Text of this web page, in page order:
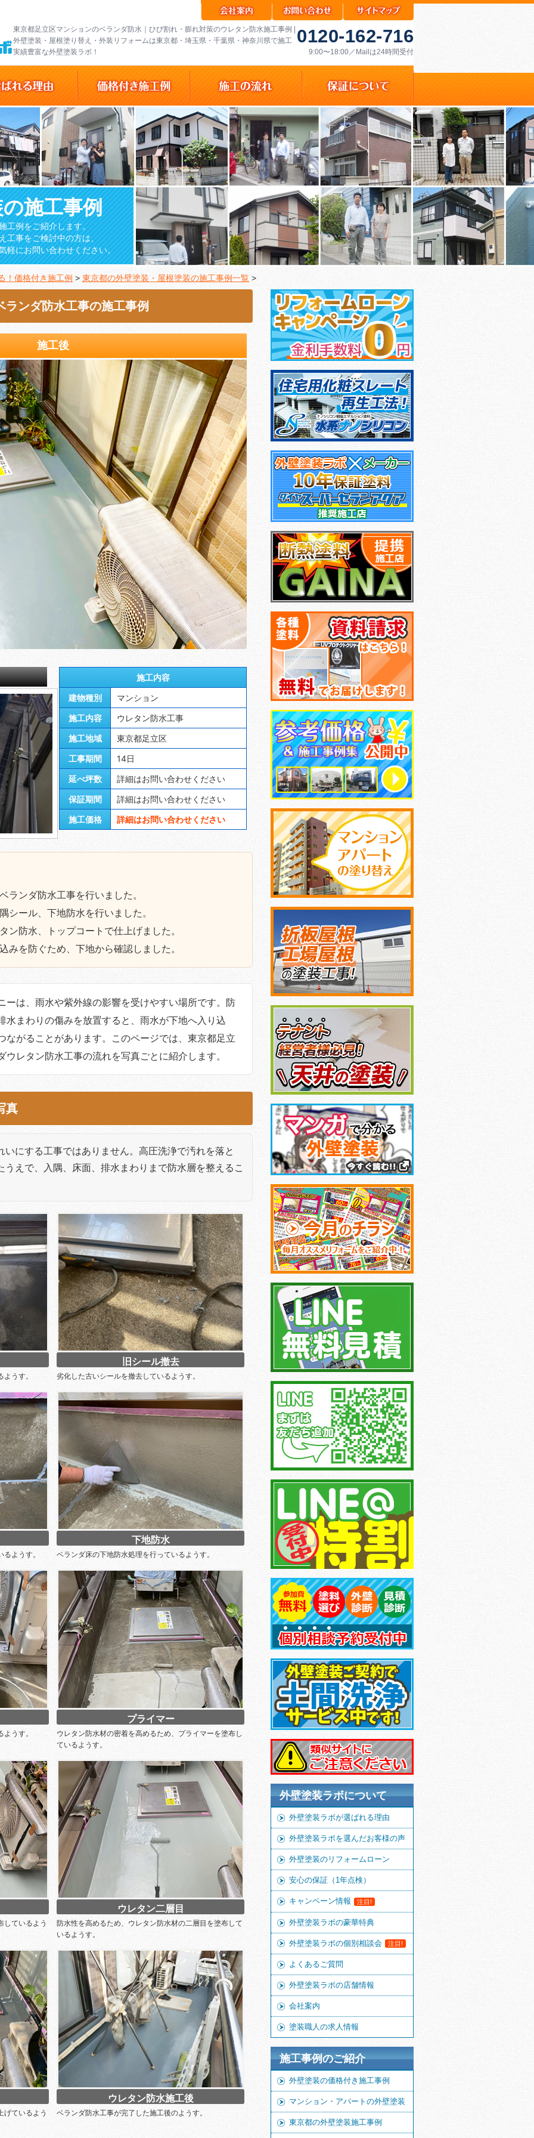
東京都足立区マンションのベランダ防水｜ひび割れ・膨れ対策のウレタン防水施工事例 |
外壁塗装・屋根塗り替え・外装リフォームは東京都・埼玉県・千葉県・神奈川県で施工
実績豊富な外壁塗装ラボ！
0120-162-716
9:00〜18:00／Mailは24時間受付
施工事例
工例をご紹介します。
工事をご検討中の方は、
軽にお問い合わせください。
！価格付き施工例 > 東京都の外壁塗装・屋根塗装の施工事例一覧 >
ンダ防水工事の施工事例
施工後
施工内容
建物種別
マンション
施工内容
ウレタン防水工事
施工地域
東京都足立区
工事期間
14日
延べ坪数
詳細はお問い合わせください
保証期間
詳細はお問い合わせください
施工価格
詳細はお問い合わせください
ランダ防水工事を行いました。
シール、下地防水を行いました。
ン防水、トップコートで仕上げました。
みを防ぐため、下地から確認しました。
ーは、雨水や紫外線の影響を受けやすい場所です。防
水まわりの傷みを放置すると、雨水が下地へ入り込
ながることがあります。このページでは、東京都足立
レタン防水工事の流れを写真ごとに紹介します。
真
にする工事ではありません。高圧洗浄で汚れを落と
えで、入隅、床面、排水まわりまで防水層を整えるこ
うす。
旧シール撤去
劣化した古いシールを撤去しているようす。
ようす。
下地防水
ベランダ床の下地防水処理を行っているようす。
うす。
プライマー
ウレタン防水材の密着を高めるため、プライマーを塗布し
ているようす。
しているよう
ウレタン二層目
防水性を高めるため、ウレタン防水材の二層目を塗布して
いるようす。
げているよう
ウレタン防水施工後
ベランダ防水工事が完了した施工後のようす。
外壁塗装ラボについて
外壁塗装ラボが選ばれる理由
外壁塗装ラボを選んだお客様の声
外壁塗装のリフォームローン
安心の保証（1年点検）
キャンペーン情報 注目!
外壁塗装ラボの豪華特典
外壁塗装ラボの個別相談会 注目!
よくあるご質問
外壁塗装ラボの店舗情報
会社案内
塗装職人の求人情報
施工事例のご紹介
外壁塗装の価格付き施工事例
マンション・アパートの外壁塗装
東京都の外壁塗装施工事例